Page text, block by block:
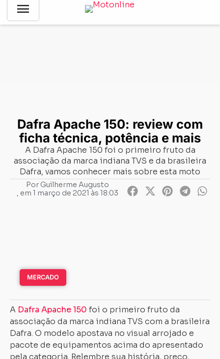
menu
Notícias
Dafra Apache 150: review com ficha
Dafra Apache 150: review com
ficha técnica, potência e mais
A Dafra Apache 150 foi o primeiro fruto da
associação da marca indiana TVS e da brasileira
Dafra, vamos conhecer mais sobre esta moto
PorGuilherme Augusto
, em 1 março de 2021 às 18:03
MERCADO
A Dafra Apache 150 foi o primeiro fruto da
associação da marca indiana TVS com a brasileira
Dafra. O modelo apostava no visual arrojado e
pacote de equipamentos acima do apresentado
pela categoria. Relembre sua história, preço,